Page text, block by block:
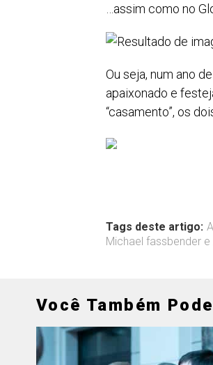
…assim como no
Ou seja, num ano
apaixonado e
“casamento”, os
Tags deste artigo:
Michael fassbender
Você Também